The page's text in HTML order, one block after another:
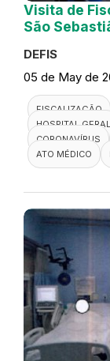
Visita de
São
DEFIS
05 de May de
FISCALIZAÇÃO
HOSPITAL GERAL
CORONAVÍRUS
ATO MÉDICO